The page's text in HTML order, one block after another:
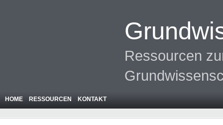
Ressourcen
HOME RESSOURCEN KONTAKT